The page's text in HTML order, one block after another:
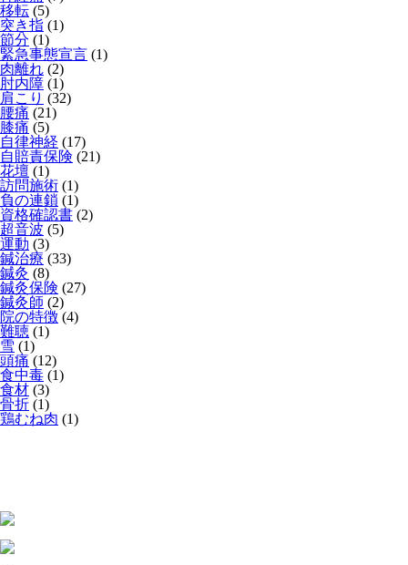
移転 (5)
突き指 (1)
節分 (1)
緊急事態宣言 (1)
肉離れ (2)
肘内障 (1)
肩こり (32)
腰痛 (21)
膝痛 (5)
自律神経 (17)
自賠責保険 (21)
花壇 (1)
訪問施術 (1)
負の連鎖 (1)
資格確認書 (2)
超音波 (5)
運動 (3)
鍼治療 (33)
鍼灸 (8)
鍼灸保険 (27)
鍼灸師 (2)
院の特徴 (4)
難聴 (1)
雪 (1)
頭痛 (12)
食中毒 (1)
食材 (3)
骨折 (1)
鶏むね肉 (1)